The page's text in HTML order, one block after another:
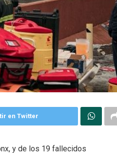
en Twitter
y de los 19 fallecidos